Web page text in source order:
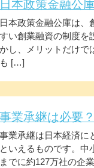
日本政策金融公
日本政策金融公庫は、
すい創業融資の制度を
かし、メリットだけで
も […]
事業承継は必要
事業承継は日本経済に
といえるものです。中
までに約127万社の企